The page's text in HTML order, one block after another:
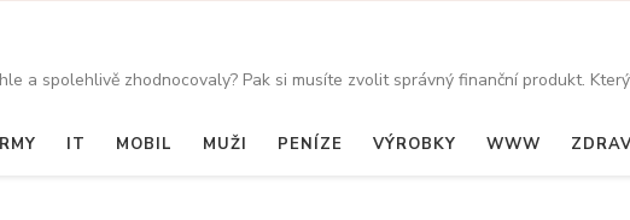
a spolehlivě zhodnocovaly? Pak si musíte zvolit správný finanční produkt.
IT MOBIL MUŽI PENÍZE VÝROBKY WWW